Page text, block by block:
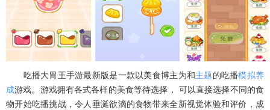
吃播大胃王手游最新版是一款以美食博主为和主题的吃播模拟养
成游戏。游戏拥有各式各样的美食等待选择， 可以直接选择不同的食
物开始吃播挑战，令人垂涎欲滴的食物带来全新视觉体验和评价，成